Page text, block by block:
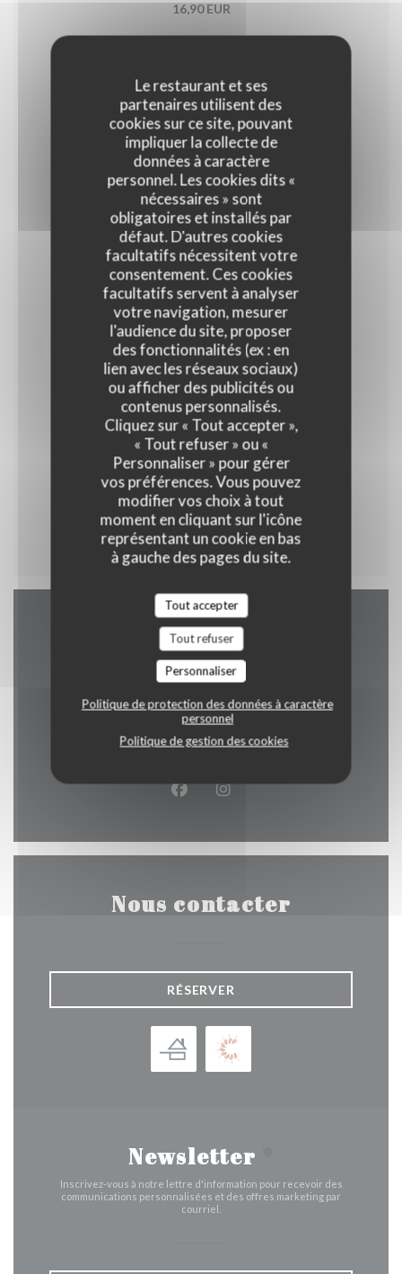
Le restaurant et ses
partenaires utilisent des
cookies sur ce site, pouvant
impliquer la collecte de
données à caractère
personnel. Les cookies dits «
nécessaires » sont
obligatoires et installés par
défaut. D'autres cookies
facultatifs nécessitent votre
consentement. Ces cookies
facultatifs servent à analyser
votre navigation, mesurer
l'audience du site, proposer
des fonctionnalités (ex : en
lien avec les réseaux sociaux)
ou afficher des publicités ou
contenus personnalisés.
Cliquez sur « Tout accepter »,
« Tout refuser » ou «
Personnaliser » pour gérer
vos préférences. Vous pouvez
modifier vos choix à tout
moment en cliquant sur l'icône
représentant un cookie en bas
à gauche des pages du site.
Tout accepter
Tout refuser
Personnaliser
Politique de protection des données à caractère
personnel
Politique de gestion des cookies
16,90 EUR
Frango Carioca
Frites et salade
16,90 EUR
JEUDI
Salade Polvo Samba
16,90 EUR
VENDREDI
Cataplana Brasileira
Riz et Légumes
16,90 EUR
Accès/Contact
1 Plateau du Saint-Esprit 1475 Luxembourg
Facebook ((ouvre une
Instagram ((ouvre une
Nous contacter
RÉSERVER
Newsletter
Inscrivez-vous à notre lettre d'information pour recevoir des
communications personnalisées et des offres marketing par
courriel.